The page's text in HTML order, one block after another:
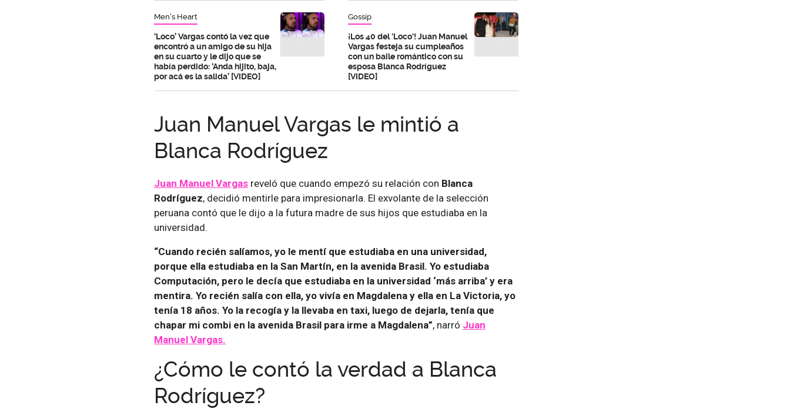
Men's Heart
‘Loco’ Vargas contó la vez que
encontró a un amigo de su hija
en su cuarto y le dijo que se
había perdido: ‘Anda hijito, baja,
por acá es la salida’ [VIDEO]
Gossip
¡Los 40 del 'Loco'! Juan Manuel
Vargas festeja su cumpleaños
con un baile romántico con su
esposa Blanca Rodríguez
[VIDEO]
Juan Manuel Vargas le mintió a
Blanca Rodríguez
Juan Manuel Vargas reveló que cuando empezó su relación con Blanca
Rodríguez, decidió mentirle para impresionarla. El exvolante de la selección
peruana contó que le dijo a la futura madre de sus hijos que estudiaba en la
universidad.
“Cuando recién salíamos, yo le mentí que estudiaba en una universidad,
porque ella estudiaba en la San Martín, en la avenida Brasil. Yo estudiaba
Computación, pero le decía que estudiaba en la universidad ‘más arriba’ y era
mentira. Yo recién salía con ella, yo vivía en Magdalena y ella en La Victoria, yo
tenía 18 años. Yo la recogía y la llevaba en taxi, luego de dejarla, tenía que
chapar mi combi en la avenida Brasil para irme a Magdalena”, narró Juan
Manuel Vargas.
¿Cómo le contó la verdad a Blanca
Rodríguez?